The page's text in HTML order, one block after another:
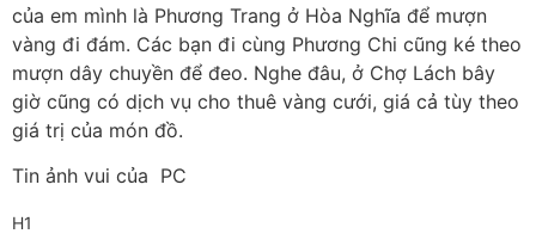
của em mình là Phương Trang ở Hòa Nghĩa để mượn
vàng đi đám. Các bạn đi cùng Phương Chi cũng ké theo
mượn dây chuyền để đeo. Nghe đâu, ở Chợ Lách bây
giờ cũng có dịch vụ cho thuê vàng cưới, giá cả tùy theo
giá trị của món đồ.
Tin ảnh vui của PC
H1